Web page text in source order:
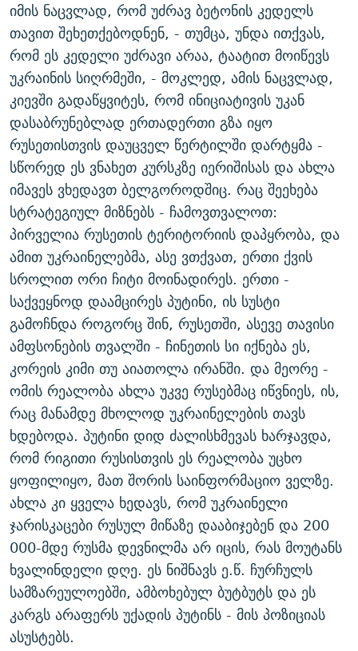
იმის ნაცვლად, რომ უძრავ ბეტონის კედელს
თავით შეხეთქებოდნენ, - თუმცა, უნდა ითქვას,
რომ ეს კედელი უძრავი არაა, ტაატით მოიწევს
უკრაინის სიღრმეში, - მოკლედ, ამის ნაცვლად,
კიევში გადაწყვიტეს, რომ ინიციატივის უკან
დასაბრუნებლად ერთადერთი გზა იყო
რუსეთისთვის დაუცველ წერტილში დარტყმა -
სწორედ ეს ვნახეთ კურსკზე იერიშისას და ახლა
იმავეს ვხედავთ ბელგოროდშიც. რაც შეეხება
სტრატეგიულ მიზნებს - ჩამოვთვალოთ:
პირველია რუსეთის ტერიტორიის დაპყრობა, და
ამით უკრაინელებმა, ასე ვთქვათ, ერთი ქვის
სროლით ორი ჩიტი მოინადირეს. ერთი -
საქვეყნოდ დაამცირეს პუტინი, ის სუსტი
გამოჩნდა როგორც შინ, რუსეთში, ასევე თავისი
ამფსონების თვალში - ჩინეთის სი იქნება ეს,
კორეის კიმი თუ აიათოლა ირანში. და მეორე -
ომის რეალობა ახლა უკვე რუსებმაც იწვნიეს, ის,
რაც მანამდე მხოლოდ უკრაინელების თავს
ხდებოდა. პუტინი დიდ ძალისხმევას ხარჯავდა,
რომ რიგითი რუსისთვის ეს რეალობა უცხო
ყოფილიყო, მათ შორის საინფორმაციო ველზე.
ახლა კი ყველა ხედავს, რომ უკრაინელი
ჯარისკაცები რუსულ მიწაზე დააბიჯებენ და 200
000-მდე რუსმა დევნილმა არ იცის, რას მოუტანს
ხვალინდელი დღე. ეს ნიშნავს ე.წ. ჩურჩულს
სამზარეულოებში, ამბოხებულ ბუტბუტს და ეს
კარგს არაფერს უქადის პუტინს - მის პოზიციას
ასუსტებს.